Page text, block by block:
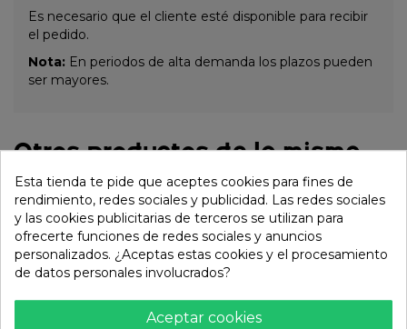
Es necesario que el cliente esté disponible para recibir
el pedido.
Nota: En periodos de alta demanda los plazos pueden
ser mayores.
Otros productos de la misma
categoría:
Esta tienda te pide que aceptes cookies para fines de
rendimiento, redes sociales y publicidad. Las redes sociales
y las cookies publicitarias de terceros se utilizan para
ofrecerte funciones de redes sociales y anuncios
personalizados. ¿Aceptas estas cookies y el procesamiento
de datos personales involucrados?
Aceptar cookies